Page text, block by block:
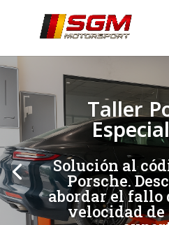
Taller
Solución al
Porsche.
abordar el fallo
velocidad
[/et_pb_slide]